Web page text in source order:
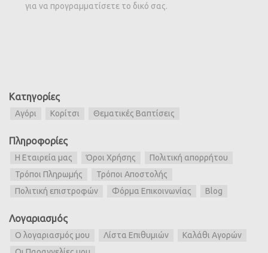
για να προγραμματίσετε το δικό σας.
Κατηγορίες
Αγόρι Κορίτσι Θεματικές Βαπτίσεις
Πληροφορίες
Η Εταιρεία μας Όροι Χρήσης
Πολιτική απορρήτου
Τρόποι Πληρωμής
Τρόποι Αποστολής
Πολιτική επιστροφών
Φόρμα Επικοινωνίας Blog
Λογαριασμός
Ο λογαριασμός μου Λίστα Επιθυμιών
Καλάθι Αγορών